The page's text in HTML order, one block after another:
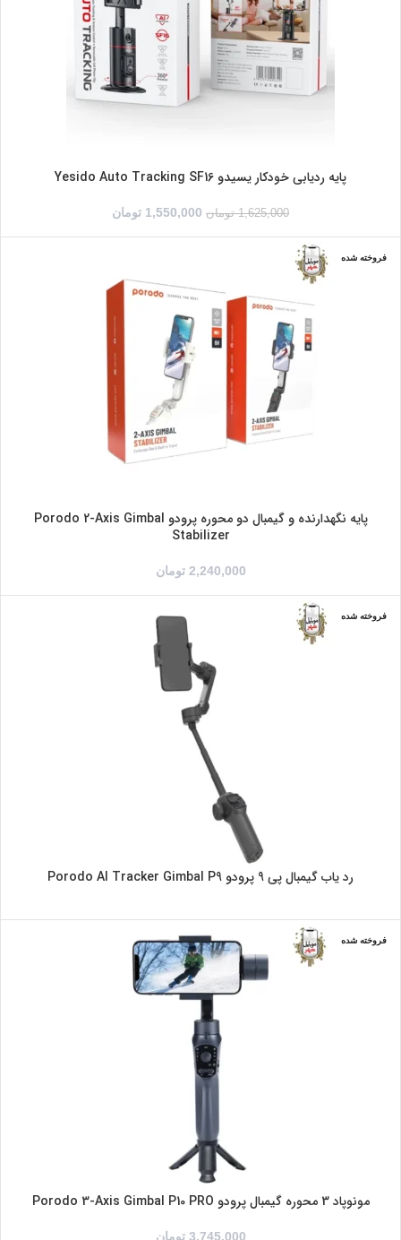
پایه ردیابی خودکار یسیدو Yesido Auto Tracking SF16
1,625,000 تومان 1,550,000 تومان
فروخته شده
پایه نگهدارنده و گیمبال دو محوره پرودو Porodo 2-Axis Gimbal
Stabilizer
2,240,000 تومان
فروخته شده
رد یاب گیمبال پی 9 پرودو Porodo AI Tracker Gimbal P9
فروخته شده
مونوپاد 3 محوره گیمبال پرودو Porodo 3-Axis Gimbal P10 PRO
3,745,000 تومان